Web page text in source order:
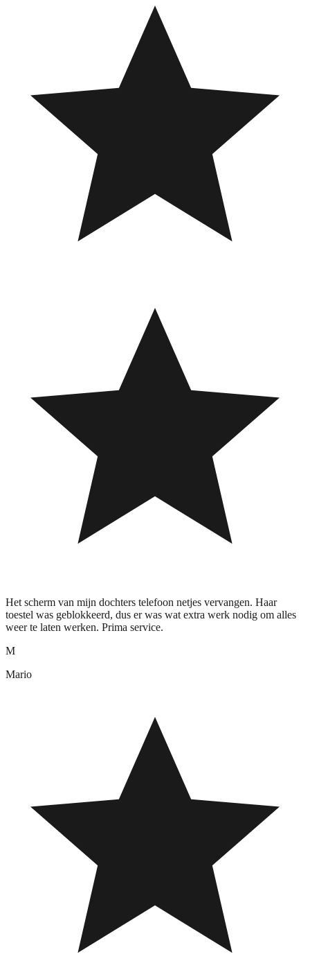
Het scherm van mijn dochters telefoon netjes vervangen. Haar
toestel was geblokkeerd, dus er was wat extra werk nodig om alles
weer te laten werken. Prima service.
M
Mario